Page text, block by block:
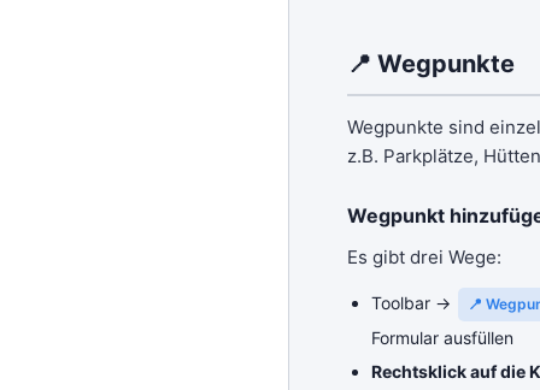
📍 Wegpunkte
Wegpunkte sind
z.B. Parkplätze,
Wegpunkt
Es gibt drei Wege:
Toolbar → 📍
Formular ausfüllen
Rechtsklick auf die